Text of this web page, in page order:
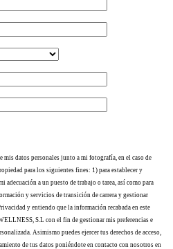
mis datos personales junto a mi fotografía, en el caso de
para los siguientes fines: 1) para establecer y
adecuación a un puesto de trabajo o tarea, así como para
y servicios de transición de carrera y gestionar
y entiendo que la información recabada en este
S.L con el fin de gestionar mis preferencias e
Asimismo puedes ejercer tus derechos de acceso,
de tus datos poniéndote en contacto con nosotros en